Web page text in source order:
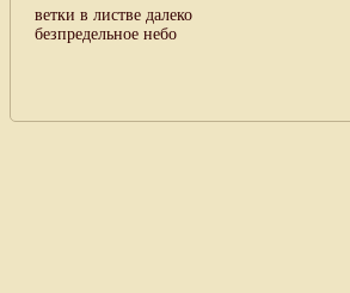
ветки в листве далеко
безпредельное небо